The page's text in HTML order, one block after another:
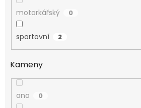
motorkářský 0
sportovní 2
Kameny
ano 0